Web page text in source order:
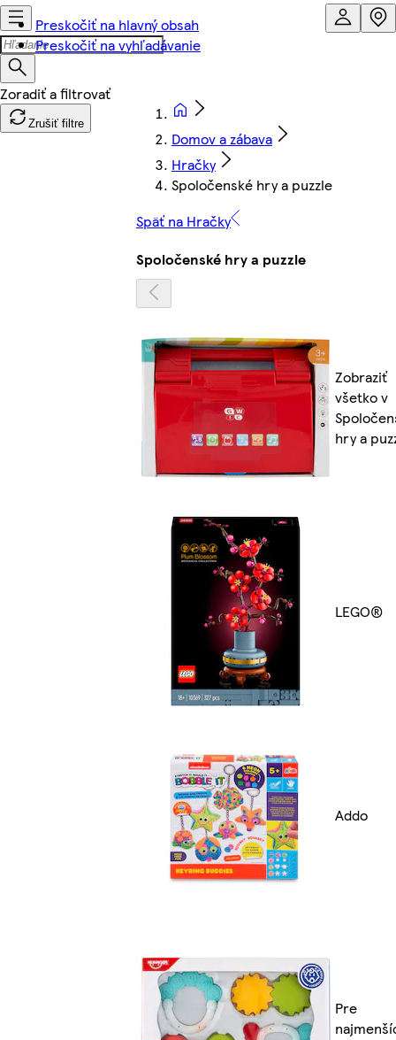
Preskočiť na hlavný obsah
Preskočiť na vyhľadávanie
Zrušiť filtre
Domov a zábava
Hračky
Spoločenské hry a puzzle
Späť na Hračky
Spoločenské hry a puzzle
Zobraziť
všetko v
hry a
LEGO®
Addo
Pre